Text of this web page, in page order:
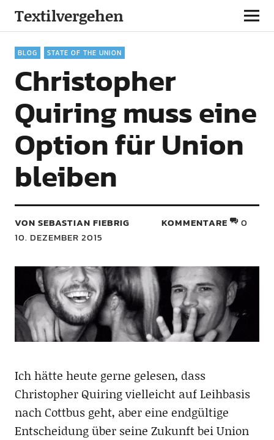
Textilvergehen
BLOG STATE OF THE UNION
Christopher
Quiring muss eine
Option für Union
bleiben
VON SEBASTIAN FIEBRIG
10. DEZEMBER 2015
KOMMENTARE 0
Ich hätte heute gerne gelesen, dass
Christopher Quiring vielleicht auf Leihbasis
nach Cottbus geht, aber eine endgültige
Entscheidung über seine Zukunft bei Union